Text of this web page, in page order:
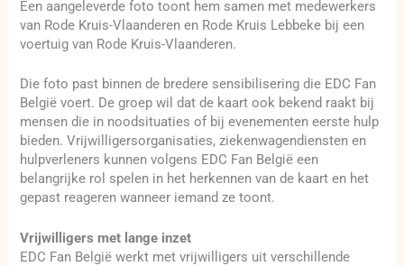
Een aangeleverde foto toont hem samen met medewerkers
van Rode Kruis-Vlaanderen en Rode Kruis Lebbeke bij een
voertuig van Rode Kruis-Vlaanderen.
Die foto past binnen de bredere sensibilisering die EDC Fan
België voert. De groep wil dat de kaart ook bekend raakt bij
mensen die in noodsituaties of bij evenementen eerste hulp
bieden. Vrijwilligersorganisaties, ziekenwagendiensten en
hulpverleners kunnen volgens EDC Fan België een
belangrijke rol spelen in het herkennen van de kaart en het
gepast reageren wanneer iemand ze toont.
Vrijwilligers met lange inzet
EDC Fan België werkt met vrijwilligers uit verschillende